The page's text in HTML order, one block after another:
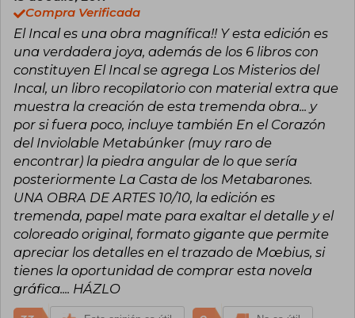
entrelazaban. Obras como Arzach o The Incal
diseño visual que influiría tanto en otros cómics
como en el cine de ciencia ficción.
Además de su labor como historietista, Giraud
colaboró como concept‑artist y diseñador para
películas de ciencia ficción, aportando su marca
estética a mundos visuales que trascendieron el
cómic. Falleció el 10 de marzo de 2012, dejando
un legado profundo tanto en el noveno arte
como en la cultura pop internacional. Su
impacto persiste hoy en autores, ilustradores y
cineastas que reconocen en su obra un antes y
un después de la narrativa visual.
Long Tomorrow, Los Jardines de Edena, Les
Yeux du Chat, Venecia Celeste… son auténticas
obras maestras que fuerzan los límites de la
historieta clásica y nos sumergen en universos
inexplorados.
A partir de la década de los setenta MOEBIUS
comienza a interesarse por el mundo del cine.
Primero participa, junto a Alejandro Jodorowski,
en un intento frustrado de llevar Dune al
celuloide. Posteriormente colabora en Alien
(1979) de Ridley Scott, Tron (1982) de Steve
Lisberger, Los Amos del Tiempo (1982) de René
Laloux, Willow (1988) de Ron Howard y Abyss
(1989) de James Cameron.
Compra Verificada
El Incal es una obra magnífica!! Y esta edición es
una verdadera joya, además de los 6 libros con
constituyen El Incal se agrega Los Misterios del
Incal, un libro recopilatorio con material extra que
muestra la creación de esta tremenda obra... y
por si fuera poco, incluye también En el Corazón
del Inviolable Metabúnker (muy raro de
encontrar) la piedra angular de lo que sería
posteriormente La Casta de los Metabarones.
UNA OBRA DE ARTES 10/10, la edición es
tremenda, papel mate para exaltar el detalle y el
coloreado original, formato gigante que permite
apreciar los detalles en el trazado de Mœbius, si
tienes la oportunidad de comprar esta novela
gráfica.... HÁZLO